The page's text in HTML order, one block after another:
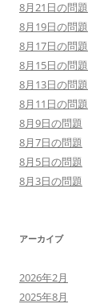
8月21日の問題
8月19日の問題
8月17日の問題
8月15日の問題
8月13日の問題
8月11日の問題
8月9日の問題
8月7日の問題
8月5日の問題
8月3日の問題
アーカイブ
2026年2月
2025年8月